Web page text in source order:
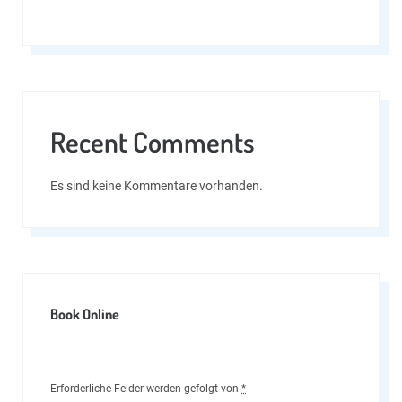
Recent Comments
Es sind keine Kommentare vorhanden.
Book Online
Erforderliche Felder werden gefolgt von *